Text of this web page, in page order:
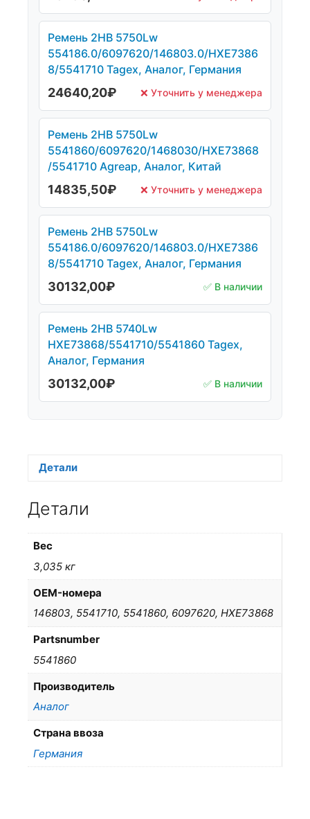
Ремень 2НВ 5750Lw
554186.0/6097620/146803.0/HXE7386
8/5541710 Tagex, Аналог, Германия
24640,20₽ ❌ Уточнить у менеджера
Ремень 2НВ 5750Lw
5541860/6097620/1468030/HXE73868
/5541710 Agreap, Аналог, Китай
14835,50₽ ❌ Уточнить у менеджера
Ремень 2НВ 5750Lw
554186.0/6097620/146803.0/HXE7386
8/5541710 Tagex, Аналог, Германия
30132,00₽ ✅ В наличии
Ремень 2HB 5740Lw
HXE73868/5541710/5541860 Tagex,
Аналог, Германия
30132,00₽ ✅ В наличии
Детали
Детали
Вес
3,035 кг
OEM-номера
146803, 5541710, 5541860, 6097620, HXE73868
Partsnumber
5541860
Производитель
Аналог
Страна ввоза
Германия